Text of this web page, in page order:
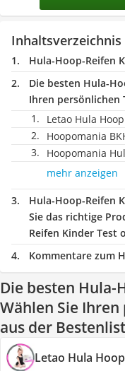
Inhaltsverzeichnis
Hula-Hoop-Reifen
Die besten Hula-
Ihren persönlichen
Letao Hula
Hoopomania
Hoopomania
mehr anzeigen
Hula-Hoop-Reifen
Sie das richtige
Reifen Kinder Test
Kommentare zum
Die besten Hula-
Wählen Sie
aus der
Letao Hula